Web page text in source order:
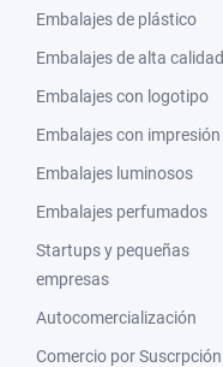
Embalajes de plástico
Embalajes de alta calidad
Embalajes con logotipo
Embalajes con impresión
Embalajes luminosos
Embalajes perfumados
Startups y pequeñas
empresas
Autocomercialización
Comercio por Suscrpción